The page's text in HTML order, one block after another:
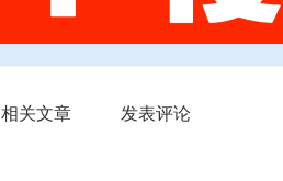
相关文章 发表评论